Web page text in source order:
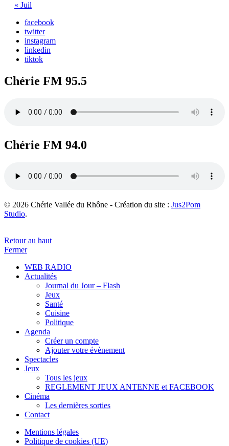
« Juil
facebook
twitter
instagram
linkedin
tiktok
Chérie FM 95.5
Chérie FM 94.0
© 2026 Chérie Vallée du Rhône - Création du site : Jus2Pom
Studio.
Retour au haut
Fermer
WEB RADIO
Actualités
Journal du Jour – Flash
Jeux
Santé
Cuisine
Politique
Agenda
Créer un compte
Ajouter votre évènement
Spectacles
Jeux
Tous les jeux
REGLEMENT JEUX ANTENNE et FACEBOOK
Cinéma
Les dernières sorties
Contact
Mentions légales
Politique de cookies (UE)